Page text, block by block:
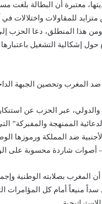
معتبرة أن البطالة بلغت
للمقاولات واختلالات في
هذا المنطلق، دعا الحزب
إشكالية التشغيل باعتبارها
المغرب وتحصين الجبهة
عبر الحزب عن
الممنهجة والمفبركة”
ضد المملكة ورموزها
– أصوات شاردة محسوبة على
المغرب بصلابته الوطنية
سداً منيعاً أمام كل المؤامرات